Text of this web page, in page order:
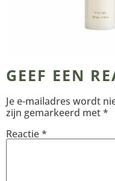
GEEF EEN
Je e-mailadres wordt
zijn gemarkeerd met*
Reactie*